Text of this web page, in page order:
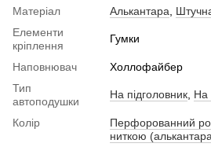
Матеріал Алькантара
Елементи
кріплення
Гумки
Наповнювач
Холлофайбер
Тип
автоподушки
На підголовник На
Колір
Перфорованний
ниткою